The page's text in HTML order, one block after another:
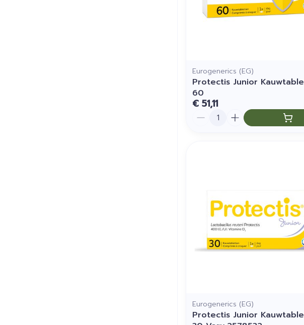
Eurogenerics (EG)
Protectis Junior
60
€ 51,11
Aantal
Eurogenerics (EG)
Protectis Junior